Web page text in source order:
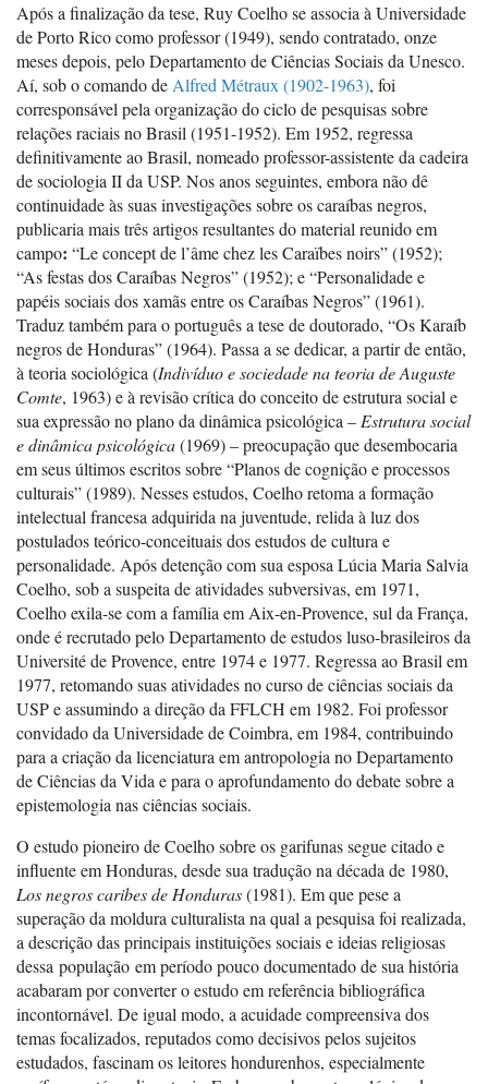
Após a finalização da tese, Ruy Coelho se associa à Universidade
de Porto Rico como professor (1949), sendo contratado, onze
meses depois, pelo Departamento de Ciências Sociais da Unesco.
Aí, sob o comando de Alfred Métraux (1902-1963), foi
corresponsável pela organização do ciclo de pesquisas sobre
relações raciais no Brasil (1951-1952). Em 1952, regressa
definitivamente ao Brasil, nomeado professor-assistente da cadeira
de sociologia II da USP. Nos anos seguintes, embora não dê
continuidade às suas investigações sobre os caraíbas negros,
publicaria mais três artigos resultantes do material reunido em
campo: “Le concept de l’âme chez les Caraïbes noirs” (1952);
“As festas dos Caraíbas Negros” (1952); e “Personalidade e
papéis sociais dos xamãs entre os Caraíbas Negros” (1961).
Traduz também para o português a tese de doutorado, “Os Karaíb
negros de Honduras” (1964). Passa a se dedicar, a partir de então,
à teoria sociológica (Indivíduo e sociedade na teoria de Auguste
Comte, 1963) e à revisão crítica do conceito de estrutura social e
sua expressão no plano da dinâmica psicológica – Estrutura social
e dinâmica psicológica(1969) – preocupação que desembocaria
em seus últimos escritos sobre “Planos de cognição e processos
culturais” (1989). Nesses estudos, Coelho retoma a formação
intelectual francesa adquirida na juventude, relida à luz dos
postulados teórico-conceituais dos estudos de cultura e
personalidade. Após detenção com sua esposa Lúcia Maria Salvia
Coelho, sob a suspeita de atividades subversivas, em 1971,
Coelho exila-se com a família em Aix-en-Provence, sul da França,
onde é recrutado pelo Departamento de estudos luso-brasileiros da
Université de Provence, entre 1974 e 1977. Regressa ao Brasil em
1977, retomando suas atividades no curso de ciências sociais da
USP e assumindo a direção da FFLCH em 1982. Foi professor
convidado da Universidade de Coimbra, em 1984, contribuindo
para a criação da licenciatura em antropologia no Departamento
de Ciências da Vida e para o aprofundamento do debate sobre a
epistemologia nas ciências sociais.
O estudo pioneiro de Coelho sobre os garifunas segue citado e
influente em Honduras, desde sua tradução na década de 1980,
Los negros caribes de Honduras(1981). Em que pese a
superação da moldura culturalista na qual a pesquisa foi realizada,
a descrição das principais instituições sociais e ideias religiosas
dessa população em período pouco documentado de sua história
acabaram por converter o estudo em referência bibliográfica
incontornável. De igual modo, a acuidade compreensiva dos
temas focalizados, reputados como decisivos pelos sujeitos
estudados, fascinam os leitores hondurenhos, especialmente